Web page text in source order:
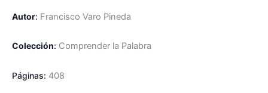
Autor: Francisco Varo Pineda
Colección: Comprender la Palabra
Páginas: 408